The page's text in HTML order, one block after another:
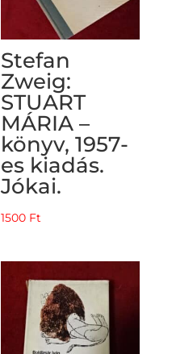
Stefan
Zweig:
STUART
MÁRIA –
könyv, 1957-
es kiadás.
Jókai.
1500 Ft